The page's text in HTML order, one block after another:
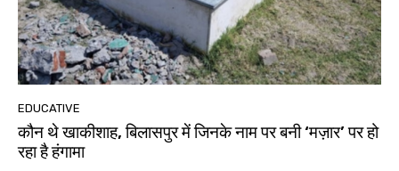
EDUCATIVE
कौन थे खाकीशाह, बिलासपुर में जिनके नाम पर बनी ‘मज़ार’ पर हो
रहा है हंगामा